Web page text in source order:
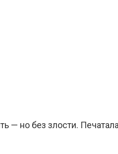
— но без злости.